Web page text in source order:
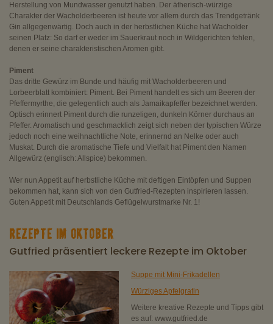
Herstellung von Mundwasser genutzt haben. Der ätherisch-würzige
Charakter der Wacholderbeeren ist heute vor allem durch das Trendgetränk
Gin allgegenwärtig. Doch auch in der herbstlichen Küche hat Wacholder
seinen Platz: So darf er weder im Sauerkraut noch in Wildgerichten fehlen,
denen er seine charakteristischen Aromen gibt.
Piment
Das dritte Gewürz im Bunde und häufig mit Wacholderbeeren und
Lorbeerblatt kombiniert: Piment. Bei Piment handelt es sich um Beeren der
Pfeffermyrthe, die gelegentlich auch als Jamaikapfeffer bezeichnet werden.
Optisch erinnert Piment durch die runzeligen, dunkeln Körner durchaus an
Pfeffer. Aromatisch und geschmacklich zeigt sich neben der typischen Würze
jedoch noch eine weihnachtliche Note, erinnernd an Nelke oder auch
Muskat. Durch die aromatische Tiefe und Vielfalt hat Piment den Namen
Allgewürz (englisch: Allspice) bekommen.
Wer nun Appetit auf herbstliche Küche mit deftigen Eintöpfen und Suppen
bekommen hat, kann sich von den Gutfried-Rezepten inspirieren lassen.
Guten Appetit mit Deutschlands Geflügelwurstmarke Nr. 1!
REZEPTE IM OKTOBER
Gutfried präsentiert leckere Rezepte im Oktober
Suppe mit Mini-Frikadellen
Würziges Apfelgratin
Weitere kreative Rezepte und Tipps gibt
es auf: www.gutfried.de